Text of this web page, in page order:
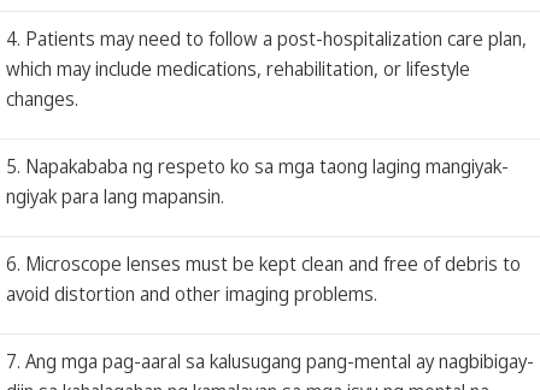
4. Patients may need to follow a post-hospitalization care plan,
which may include medications, rehabilitation, or lifestyle
changes.
5. Napakababa ng respeto ko sa mga taong laging mangiyak-
ngiyak para lang mapansin.
6. Microscope lenses must be kept clean and free of debris to
avoid distortion and other imaging problems.
7. Ang mga pag-aaral sa kalusugang pang-mental ay nagbibigay-